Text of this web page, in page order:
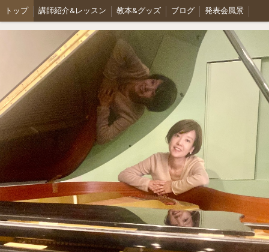
トップ 講師紹介&レッスン 教本&グッズ ブログ 発表会風景